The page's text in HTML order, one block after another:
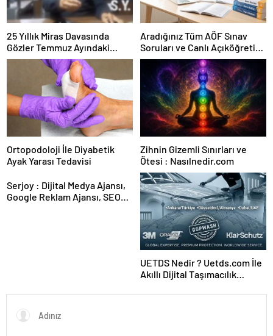
25 Yıllık Miras Davasında
Gözler Temmuz Ayındaki
Karar Duruşmasına Çevrildi
Aradığınız Tüm AÖF Sınav
Soruları ve Canlı Açıköğretim
Forumu Burada
Ortopodoloji İle Diyabetik
Ayak Yarası Tedavisi
Zihnin Gizemli Sınırları ve
Ötesi : Nasılnedir.com
Serjoy : Dijital Medya Ajansı,
Google Reklam Ajansı, SEO
UETDS Nedir ? Uetds.com İle
Akıllı Dijital Taşımacılık